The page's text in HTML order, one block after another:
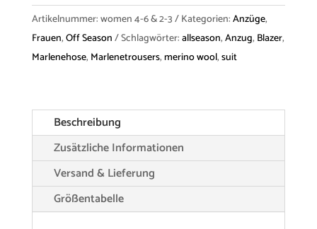
Trousers
"Martha"
Merino
Artikelnummer:women 4-6 & 2-3 Kategorien:Anzüge,
Frauen,Off Season Schlagwörter:allseason,Anzug, Blazer,
Marlenehose, Marlenetrousers,merino wool,suit
Beschreibung
Zusätzliche Informationen
Versand & Lieferung
Größentabelle